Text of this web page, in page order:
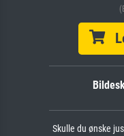
Skulle du ønske